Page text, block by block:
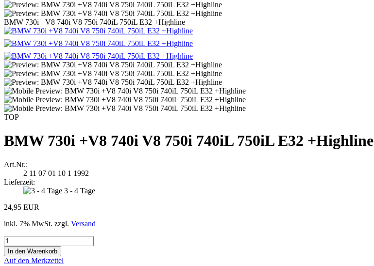
BMW 730i +V8 740i V8 750i 740iL 750iL E32 +Highline
TOP
BMW 730i +V8 740i V8 750i 740iL 750iL E32 +Highline
Art.Nr.:
2 11 07 01 10 1 1992
Lieferzeit:
3 - 4 Tage
24,95 EUR
inkl. 7% MwSt. zzgl. Versand
Auf den Merkzettel